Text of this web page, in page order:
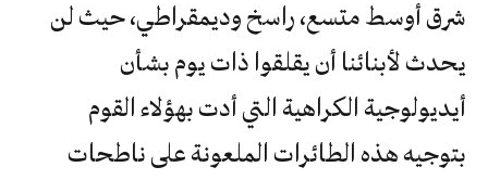
شرق أوسط متسع، راسخ وديمقراطي، حيث لن
يحدث لأبنائنا أن يقلقوا ذات يوم بشأن
أيديولوجية الكراهية التي أدت بهؤلاء القوم
بتوجيه هذه الطائرات الملعونة على ناطحات